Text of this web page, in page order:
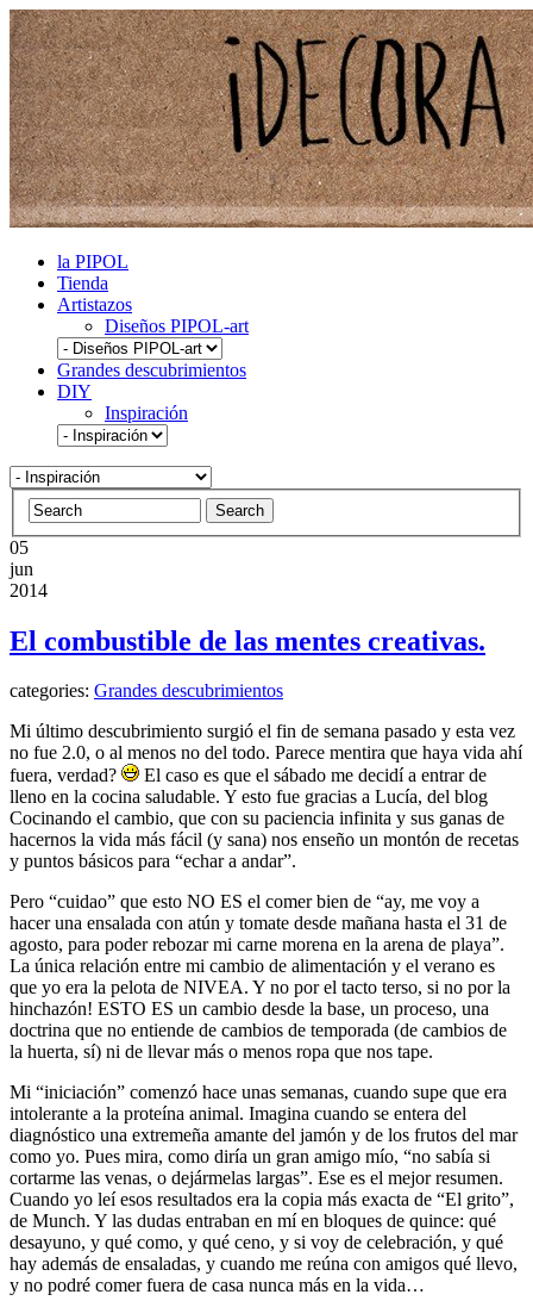
la PIPOL
Tienda
Artistazos
Diseños PIPOL-art
Grandes descubrimientos
DIY
Inspiración
05
jun
2014
El combustible de las mentes creativas.
categories: Grandes descubrimientos
Mi último descubrimiento surgió el fin de semana pasado y esta vez
no fue 2.0, o al menos no del todo. Parece mentira que haya vida ahí
fuera, verdad?
El caso es que el sábado me decidí a entrar de
lleno en la cocina saludable. Y esto fue gracias a Lucía, del blog
Cocinando el cambio, que con su paciencia infinita y sus ganas de
hacernos la vida más fácil (y sana) nos enseño un montón de recetas
y puntos básicos para “echar a andar”.
Pero “cuidao” que esto NO ES el comer bien de “ay, me voy a
hacer una ensalada con atún y tomate desde mañana hasta el 31 de
agosto, para poder rebozar mi carne morena en la arena de playa”.
La única relación entre mi cambio de alimentación y el verano es
que yo era la pelota de NIVEA. Y no por el tacto terso, si no por la
hinchazón! ESTO ES un cambio desde la base, un proceso, una
doctrina que no entiende de cambios de temporada (de cambios de
la huerta, sí) ni de llevar más o menos ropa que nos tape.
Mi “iniciación” comenzó hace unas semanas, cuando supe que era
intolerante a la proteína animal. Imagina cuando se entera del
diagnóstico una extremeña amante del jamón y de los frutos del mar
como yo. Pues mira, como diría un gran amigo mío, “no sabía si
cortarme las venas, o dejármelas largas”. Ese es el mejor resumen.
Cuando yo leí esos resultados era la copia más exacta de “El grito”,
de Munch. Y las dudas entraban en mí en bloques de quince: qué
desayuno, y qué como, y qué ceno, y si voy de celebración, y qué
hay además de ensaladas, y cuando me reúna con amigos qué llevo,
y no podré comer fuera de casa nunca más en la vida…